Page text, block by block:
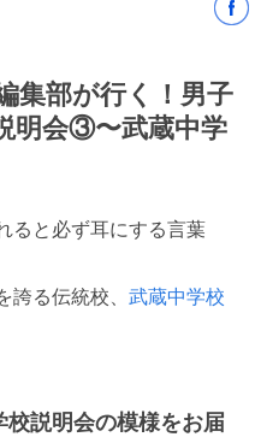
学校
せん
集部が行く！男子
明会③〜武蔵中学
ると必ず耳にする言葉
誇る伝統校、 武蔵中学校
説明会の模様をお届